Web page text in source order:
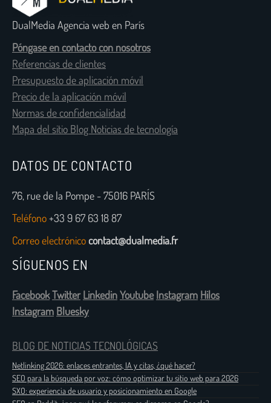
DualMedia Agencia web en París
Póngase en contacto con nosotros
Referencias de clientes
Presupuesto de aplicación móvil
Precio de la aplicación móvil
Normas de confidencialidad
Mapa del sitio Blog Noticias de tecnología
DATOS DE CONTACTO
76, rue de la Pompe - 75016 PARÍS
Teléfono+33 9 67 63 18 87
Correo electrónicocontact@dualmedia.fr
SÍGUENOS EN
FacebookTwitter LinkedinYoutube Instagram Hilos
Instagram Bluesky
BLOG DE NOTICIAS TECNOLÓGICAS
Netlinking 2026: enlaces entrantes, IA y citas, ¿qué hacer?
SEO para la búsqueda por voz: cómo optimizar tu sitio web para 2026
SXO: experiencia de usuario y posicionamiento en Google